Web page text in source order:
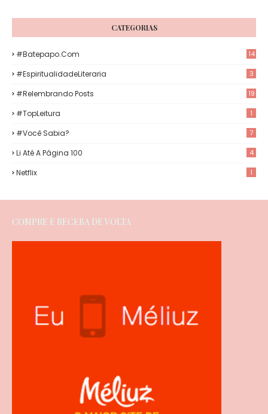
CATEGORIAS
#Batepapo.com 14
#EspiritualidadeLiteraria 3
#Relembrando Posts 19
#TopLeitura 1
#Você Sabia? 7
Li Até A Página 100 4
Netflix 1
COMPRE E RECEBA DE VOLTA